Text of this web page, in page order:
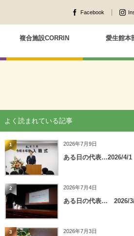
Facebook
複合施設CORRIN 愛生館本
よく読まれている記事
1 2026年7月9日
ある日の代表…2026/4/1
2 2026年7月4日
ある日の代表… 2026/
3 2026年7月3日